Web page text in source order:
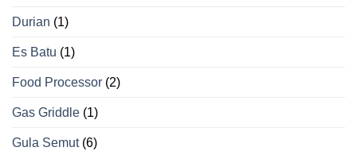
Durian (1)
Es Batu (1)
Food Processor (2)
Gas Griddle (1)
Gula Semut(6)